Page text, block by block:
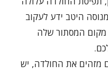
היטב ידע לעקוב
המסתור שלה
מזהים את החולדה, יש